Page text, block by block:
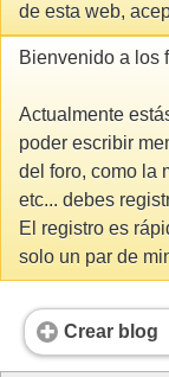
de esta web,
Bienvenido a los
Actualmente
poder escribir
del foro, como la
etc... debes
El registro es
solo un par de
Crear blog